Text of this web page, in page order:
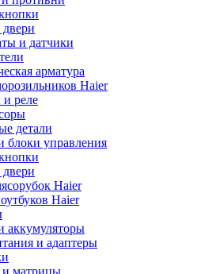
и датчики
арматура
Haier
реле
детали
блоки управления
Haier
Haier
аккумуляторы
и адаптеры
и матрицы